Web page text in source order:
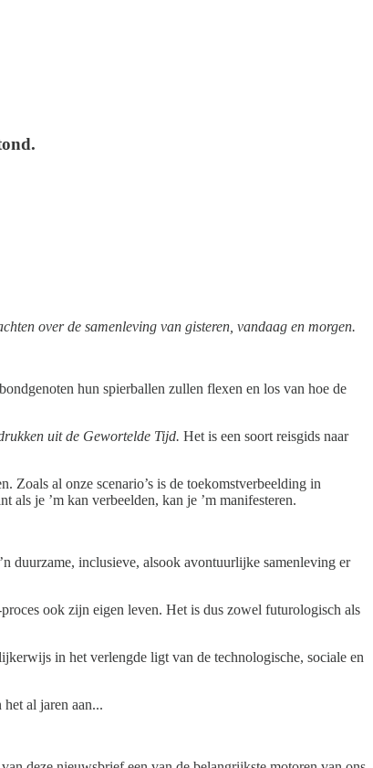
over de samenleving van gisteren, vandaag en morgen.
hun spierballen zullen flexen en los van hoe de
uit de Gewortelde Tijd. Het is een soort reisgids naar
Zoals al onze scenario’s is de toekomstverbeelding in
je ’m kan verbeelden, kan je ’m manifesteren.
duurzame, inclusieve, alsook avontuurlijke samenleving er
ook zijn eigen leven. Het is dus zowel futurologisch als
in het verlengde ligt van de technologische, sociale en
al jaren aan...